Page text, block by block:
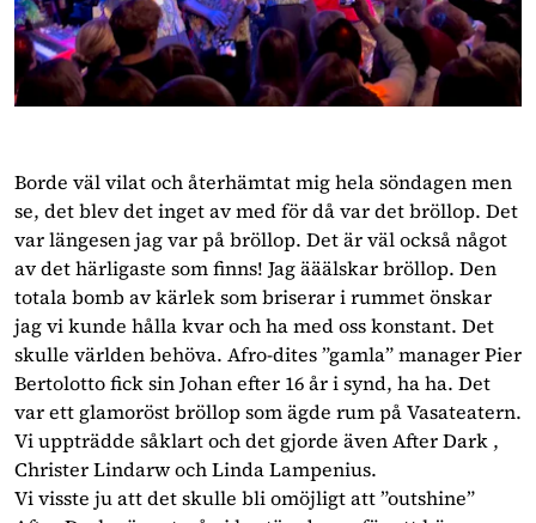
Borde väl vilat och återhämtat mig hela söndagen men
se, det blev det inget av med för då var det bröllop. Det
var längesen jag var på bröllop. Det är väl också något
av det härligaste som finns! Jag ääälskar bröllop. Den
totala bomb av kärlek som briserar i rummet önskar
jag vi kunde hålla kvar och ha med oss konstant. Det
skulle världen behöva. Afro-dites ”gamla” manager Pier
Bertolotto fick sin Johan efter 16 år i synd, ha ha. Det
var ett glamoröst bröllop som ägde rum på Vasateatern.
Vi uppträdde såklart och det gjorde även After Dark ,
Christer Lindarw och Linda Lampenius.
Vi visste ju att det skulle bli omöjligt att ”outshine”